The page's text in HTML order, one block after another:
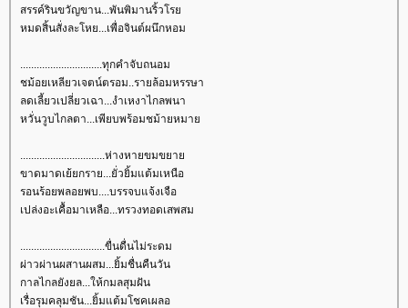
สรรค์รินขวัญขาน...พันพิมานริ้วโร
หมดสิ้นสั่งละโหย...เพื่อจินต์ผนึกหอม
..............................ทุกคำจับถนอม
ชม้อยเหลียวเจตน์ตรอม..รายล้อมหรรษา
ลดเลี้ยวเปลี่ยวเฉา...งำเหงาไกลพนา
หวั่นวูบไกลตา...เพียบพร้อมชม้ายหมา
...............................ห่างหายขมขยา
ขาดมาดเย้ยกราย...ยั่วยิ้มแต้มเหนือ
รอนร้อยพลอยพบ....บรรจบแจ้งเจือ
เปล่งอะเคื้อมาเหลือ...ทรวงทอดเสพสม
...............................ขื่นดื่นไม่ระดม
ผ่าวผ่านผสานผสม...ยิ้มชื่นคืนวัน
กาลไกลยังยล...ให้กมลสุมฝัน
เรื่อรุมคลุมชัน...ยิ้มแต้มโชคเผลอ